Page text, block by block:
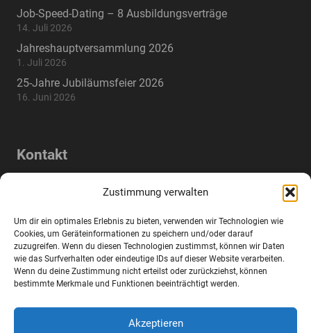
Zustimmung verwalten
Um dir ein optimales Erlebnis zu bieten, verwenden wir Technologien wie
Cookies, um Geräteinformationen zu speichern und/oder darauf
zuzugreifen. Wenn du diesen Technologien zustimmst, können wir Daten
wie das Surfverhalten oder eindeutige IDs auf dieser Website verarbeiten.
Wenn du deine Zustimmung nicht erteilst oder zurückziehst, können
bestimmte Merkmale und Funktionen beeinträchtigt werden.
Akzeptieren
Job-Speed-Dating – 8 Ausbildungsverträge
14. Juli 2026
Jahreshauptversammlung 2026
1. Juli 2026
25-Jahre Jubiläumsfeier 2026
16. Juni 2026
Kontakt
Lindenstraße 17a, 83395 Freilassing,
mail info@wifo-freilassing.de
phone +49 8654 77288-0